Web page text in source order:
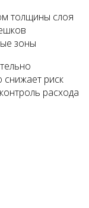
толщины слоя
зоны
снижает риск
расхода